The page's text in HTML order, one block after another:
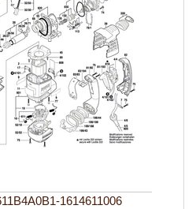
1614611006